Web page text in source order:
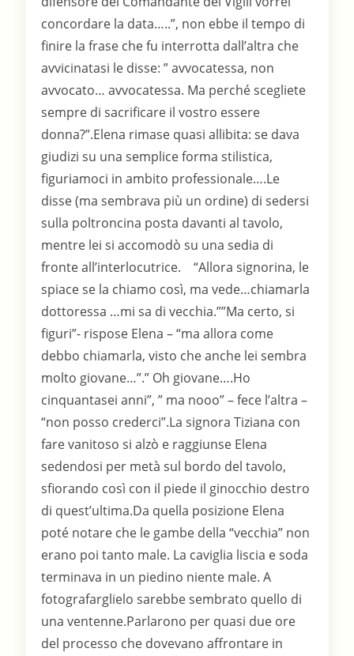
concordare la data…..”, non ebbe il tempo di
finire la frase che fu interrotta dall’altra che
avvicinatasi le disse: ” avvocatessa, non
avvocato… avvocatessa. Ma perché scegliete
sempre di sacrificare il vostro essere
donna?”.Elena rimase quasi allibita: se dava
giudizi su una semplice forma stilistica,
figuriamoci in ambito professionale….Le
disse (ma sembrava più un ordine) di sedersi
sulla poltroncina posta davanti al tavolo,
mentre lei si accomodò su una sedia di
fronte all’interlocutrice. “Allora signorina, le
spiace se la chiamo così, ma vede…chiamarla
dottoressa …mi sa di vecchia.””Ma certo, si
figuri”- rispose Elena – “ma allora come
debbo chiamarla, visto che anche lei sembra
molto giovane…”.” Oh giovane….Ho
cinquantasei anni”, ” ma nooo” – fece l’altra –
“non posso crederci”.La signora Tiziana con
fare vanitoso si alzò e raggiunse Elena
sedendosi per metà sul bordo del tavolo,
sfiorando così con il piede il ginocchio destro
di quest’ultima.Da quella posizione Elena
poté notare che le gambe della “vecchia” non
erano poi tanto male. La caviglia liscia e soda
terminava in un piedino niente male. A
fotografarglielo sarebbe sembrato quello di
una ventenne.Parlarono per quasi due ore
del processo che dovevano affrontare in